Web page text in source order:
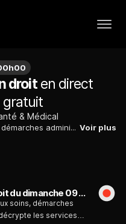
droiten direct
gratuit
& Médical
Remboursements, accès aux soins, démarches administrative : l'émission décrypte les services auxquels chaque citoyen peut prétendre et les moyens pour y parvenir. Voir plus
La santé, c'est mon droit du dimanche 09 août
soins, démarches
les services